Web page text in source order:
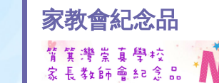
家教會紀念品